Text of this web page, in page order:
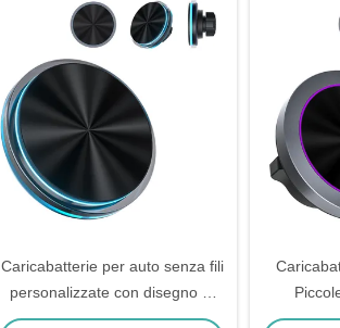
Caricabatterie per auto senza fili
personalizzate con disegno di
luce ambientale cristallina